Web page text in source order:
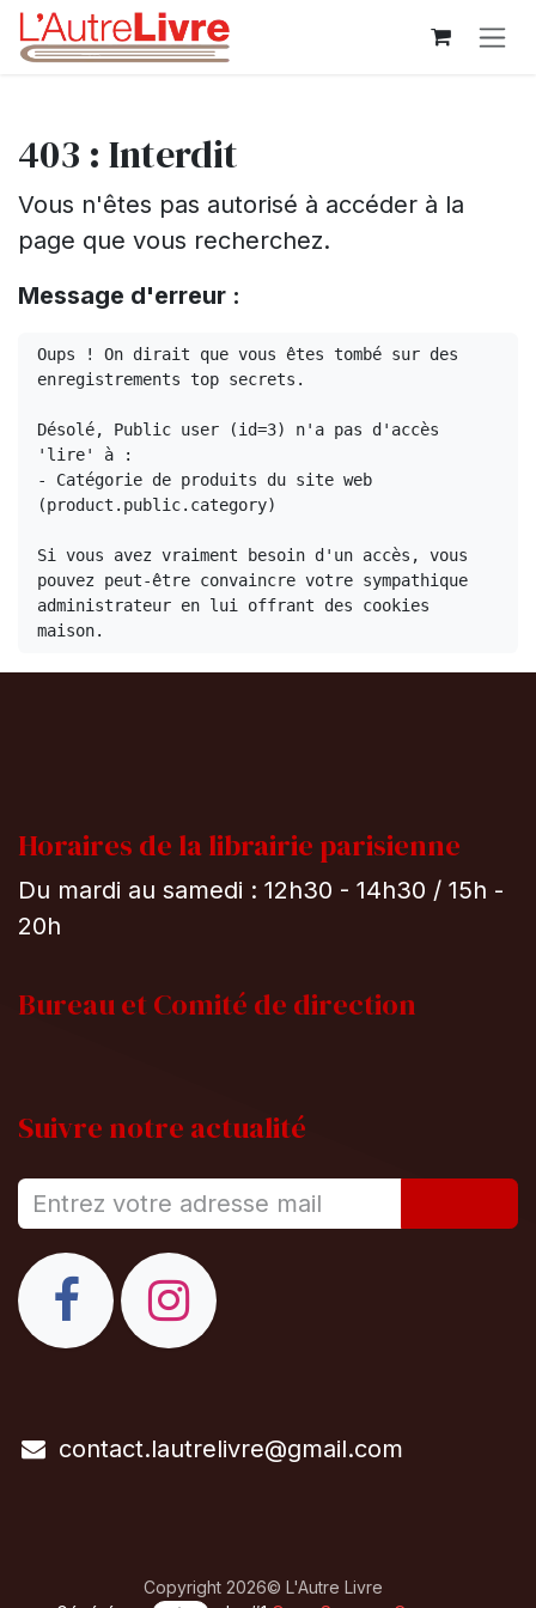
Se rendre au contenu
403 : Interdit
Vous n'êtes pas autorisé à accéder à la
page que vous recherchez.
Message d'erreur :
Oups ! On dirait que vous êtes tombé sur des
enregistrements top secrets.
Désolé, Public user (id=3) n'a pas d'accès
'lire' à :
- Catégorie de produits du site web
(product.public.category)
Si vous avez vraiment besoin d'un accès, vous
pouvez peut-être convaincre votre sympathique
administrateur en lui offrant des cookies
maison.
Horaires de la librairie parisienne
Du mardi au samedi : 12h30 - 14h30 / 15h -
20h
Bureau etComité de direction
Suivre notre actualité
contact.lautrelivre@gmail.com
Copyright 2026© L'Autre Livre